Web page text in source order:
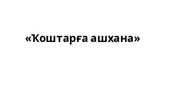
«Ҡоштарға ашхана»